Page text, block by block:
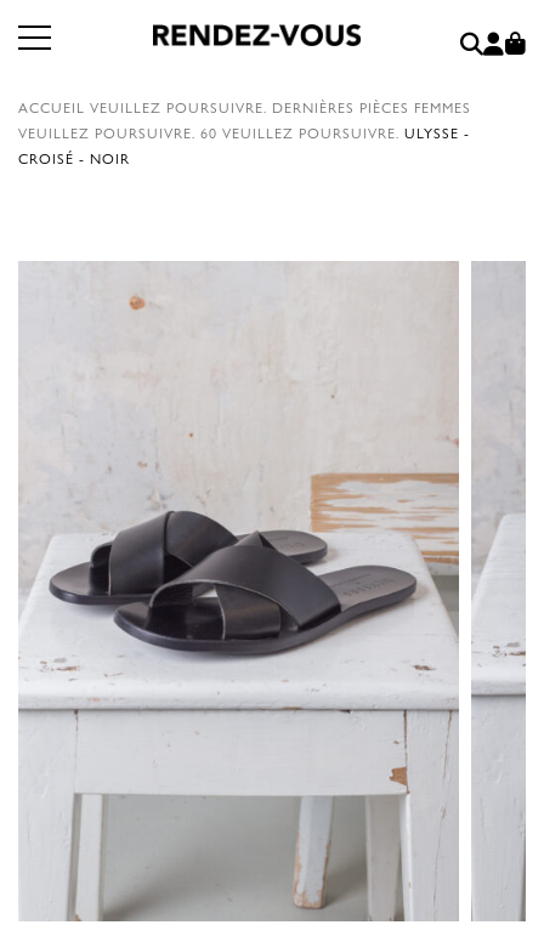
ACCUEIL VEUILLEZ POURSUIVRE. DERNIÈRES PIÈCES FEMMES
VEUILLEZ POURSUIVRE. 60 VEUILLEZ POURSUIVRE. ULYSSE -
CROISÉ - NOIR